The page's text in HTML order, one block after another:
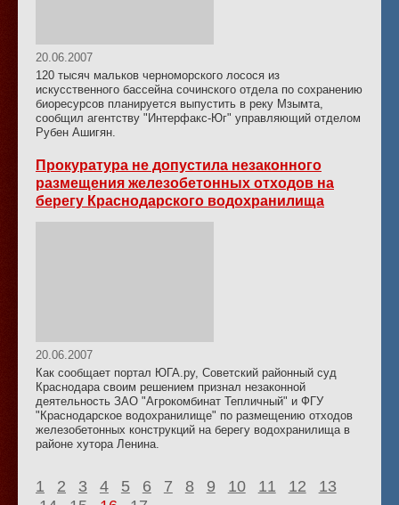
20.06.2007
120 тысяч мальков черноморского лосося из
искусственного бассейна сочинского отдела по сохранению
биоресурсов планируется выпустить в реку Мзымта,
сообщил агентству "Интерфакс-Юг" управляющий отделом
Рубен Ашигян.
Прокуратура не допустила незаконного
размещения железобетонных отходов на
берегу Краснодарского водохранилища
20.06.2007
Как сообщает портал ЮГА.ру, Советский районный суд
Краснодара своим решением признал незаконной
деятельность ЗАО "Агрокомбинат Тепличный" и ФГУ
"Краснодарское водохранилище" по размещению отходов
железобетонных конструкций на берегу водохранилища в
районе хутора Ленина.
1 2 3 4 5 6 7 8 9 10 11 12
13